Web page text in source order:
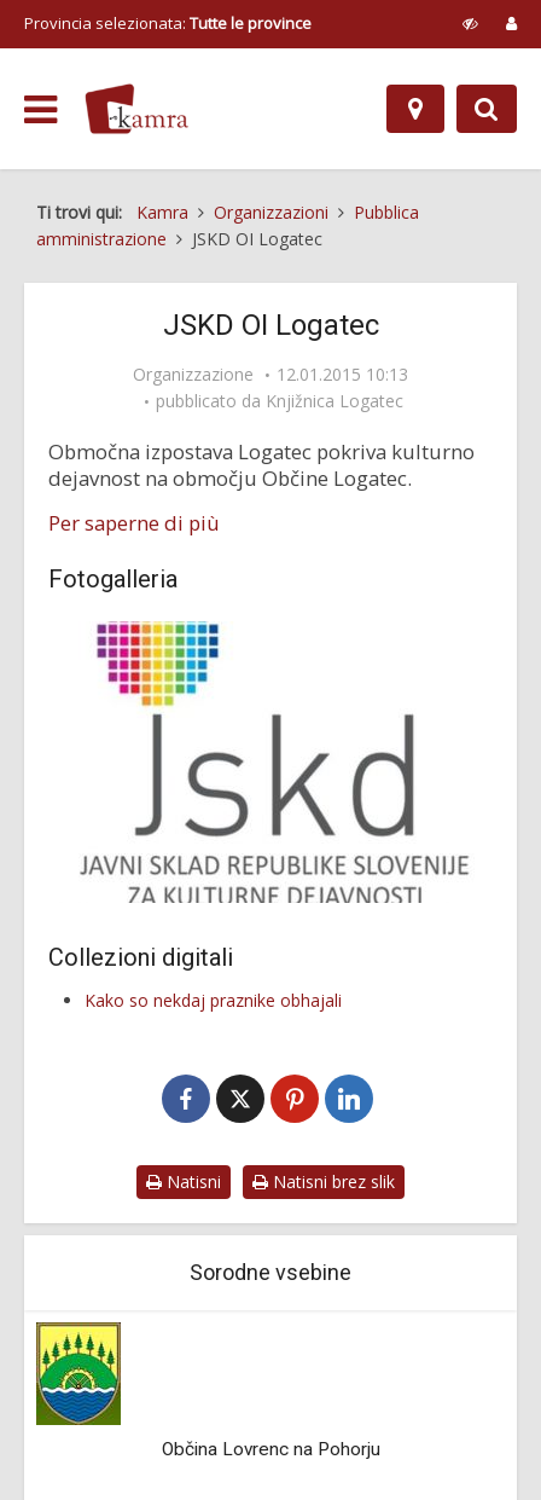
Provincia selezionata: Tutte le province
Ti trovi qui: Kamra Organizzazioni
Pubblica
amministrazione
JSKD OI Logatec
JSKD OI Logatec
Organizzazione
12.01.2015 10:13
pubblicato da Knjižnica Logatec
Območna izpostava Logatec pokriva kulturno
dejavnost na območju Občine Logatec.
Per saperne di più
Fotogalleria
Collezioni digitali
Kako so nekdaj praznike obhajali
Natisni Natisni brez slik
Sorodne vsebine
Občina Lovrenc na Pohorju